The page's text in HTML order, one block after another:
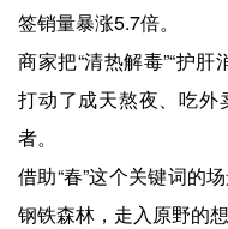
签销量暴涨5.7倍。
商家把“清热解毒”“护肝
打动了成天熬夜、吃外
者。
借助“春”这个关键词的
钢铁森林，走入原野的想